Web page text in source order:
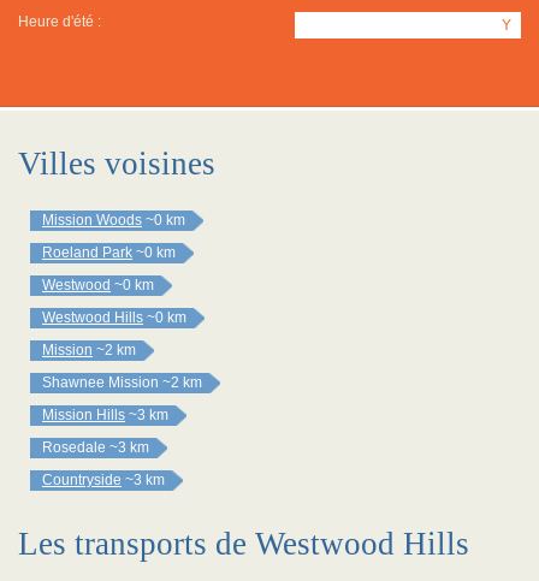
Heure d'été : Y
Villes voisines
Mission Woods ~0 km
Roeland Park ~0 km
Westwood ~0 km
Westwood Hills ~0 km
Mission ~2 km
Shawnee Mission ~2 km
Mission Hills ~3 km
Rosedale ~3 km
Countryside ~3 km
Les transports de Westwood Hills